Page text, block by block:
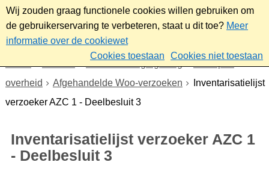
Wij zouden graag functionele cookies willen gebruiken om
de gebruikerservaring te verbeteren, staat u dit toe? Meer
informatie over de cookiewet
Cookies toestaan
Cookies niet toestaan
Beleid- en regelgeving
Wet open
overheid
Afgehandelde Woo-verzoeken
Inventarisatielijst
verzoeker AZC 1 - Deelbesluit 3
Inventarisatielijst verzoeker AZC 1
- Deelbesluit 3